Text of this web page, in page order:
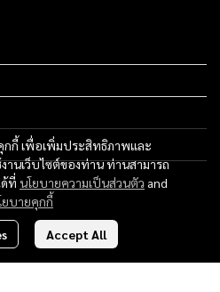
กกี้ เพื่อเพิ่มประสิทธิภาพและ
านเว็บไซต์ของท่าน ท่านสามารถ
ที่ นโยบายความเป็นส่วนตัว and
ยบายคุกกี้
Accept All
mail@yourdomain.com